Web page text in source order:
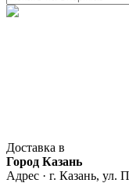
Доставка в
Город Казань
Адрес · г. Казань,